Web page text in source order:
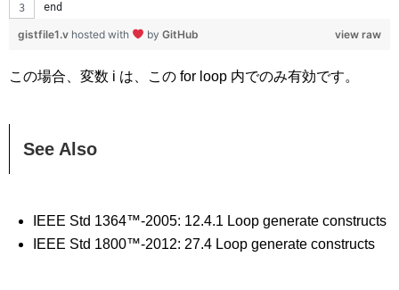
end
view raw
gistfile1.v hosted with by GitHub
この場合、変数 i は、この for loop 内でのみ有効です。
See Also
IEEE Std 1364™-2005: 12.4.1 Loop generate constructs
IEEE Std 1800™-2012: 27.4 Loop generate constructs